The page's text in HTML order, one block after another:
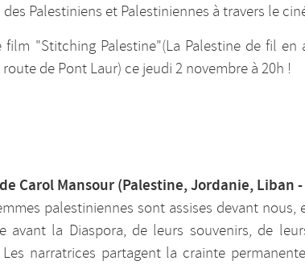
Palestiniens et Palestiniennes à travers le
"Stitching Palestine"(La Palestine de fil en
de Pont Laur) ce jeudi 2 novembre à 20h !
Carol Mansour (Palestine, Jordanie, Liban
palestiniennes sont assises devant
avant la Diaspora, de leurs souvenirs, de
narratrices partagent la crainte